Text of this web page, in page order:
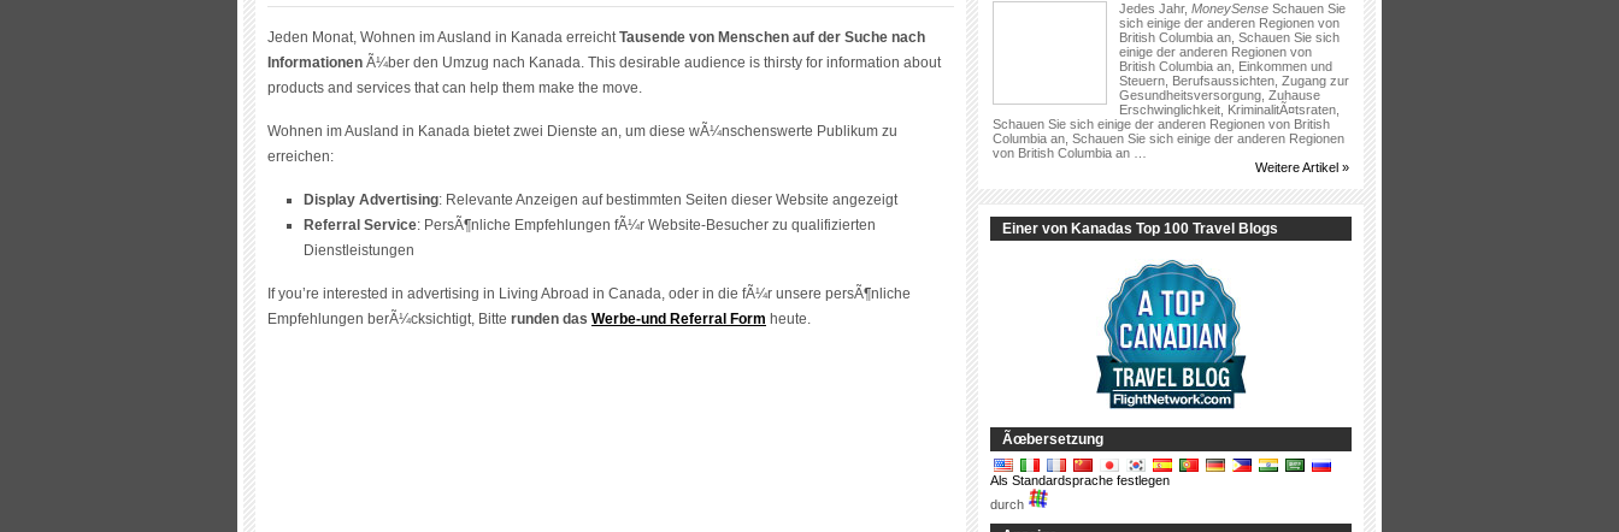
Jeden Monat, Wohnen im Ausland in Kanada erreichtTausende von Menschen auf der Suche nach
Informationen Ã¼ber den Umzug nach Kanada. This desirable audience is thirsty for information about
products and services that can help them make the move.
Wohnen im Ausland in Kanada bietet zwei Dienste an, um diese wÃ¼nschenswerte Publikum zu
erreichen:
Display Advertising: Relevante Anzeigen auf bestimmten Seiten dieser Website angezeigt
Referral Service: PersÃ¶nliche Empfehlungen fÃ¼r Website-Besucher zu qualifizierten
Dienstleistungen
If you’re interested in advertising in Living Abroad in Canada, oder in die fÃ¼r unsere persÃ¶nliche
Empfehlungen berÃ¼cksichtigt, Bitte runden das Werbe-und Referral Form heute.
Jedes Jahr, MoneySense Schauen Sie
sich einige der anderen Regionen von
British Columbia an, Schauen Sie sich
einige der anderen Regionen von
British Columbia an, Einkommen und
Steuern, Berufsaussichten, Zugang zur
Gesundheitsversorgung, Zuhause
Erschwinglichkeit, KriminalitÃ¤tsraten,
Schauen Sie sich einige der anderen Regionen von British
Columbia an, Schauen Sie sich einige der anderen Regionen
von British Columbia an …
Weitere Artikel »
Einer von Kanadas Top 100 Travel Blogs
Ãœbersetzung
Als Standardsprache festlegen
durch